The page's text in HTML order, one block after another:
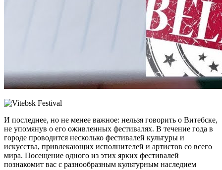
И последнее, но не менее важное: нельзя говорить о Витебске,
не упомянув о его оживленных фестивалях. В течение года в
городе проводится несколько фестивалей культуры и
искусства, привлекающих исполнителей и артистов со всего
мира. Посещение одного из этих ярких фестивалей
познакомит вас с разнообразным культурным наследием